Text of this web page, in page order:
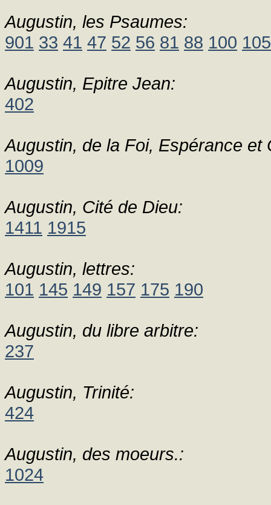
Augustin, les Psaumes:
901 33 41 47 52 56 81 88 100
Augustin, Epitre Jean:
402
Augustin, de la Foi, Espérance et
1009
Augustin, Cité de Dieu:
1411 1915
Augustin, lettres:
101 145 149 157 175 190
Augustin, du libre arbitre:
237
Augustin, Trinité:
424
Augustin, des moeurs.:
1024